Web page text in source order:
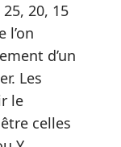
20, 15
l’on
d’un
Les
le
celles